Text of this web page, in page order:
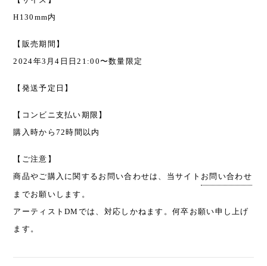
H130mm内
【販売期間】
2024年3月4日日21:00〜数量限定
【発送予定日】
【コンビニ支払い期限】
購入時から72時間以内
【ご注意】
商品やご購入に関するお問い合わせは、当サイト お問い合わせ
までお願いします。
アーティストDMでは、対応しかねます。何卒お願い申し上げ
ます。